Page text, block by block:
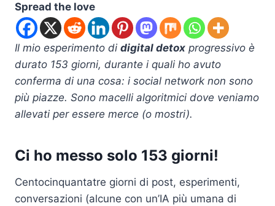
Spread the love
Il mio esperimento di digital detox progressivo è
durato 153 giorni, durante i quali ho avuto
conferma di una cosa: i social network non sono
più piazze. Sono macelli algoritmici dove veniamo
allevati per essere merce (o mostri).
Ci ho messo solo 153 giorni!
Centocinquantatre giorni di post, esperimenti,
conversazioni (alcune con un’IA più umana di